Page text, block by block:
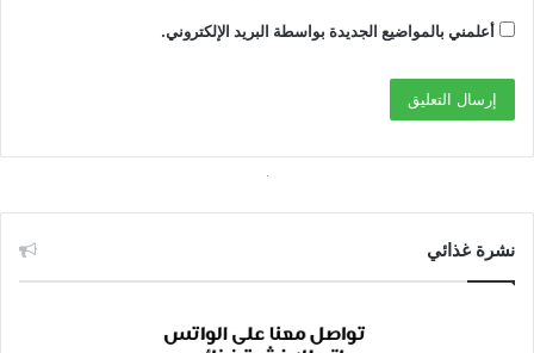
أعلمني بالمواضيع الجديدة بواسطة البريد الإلكتروني.
نشرة غذائي